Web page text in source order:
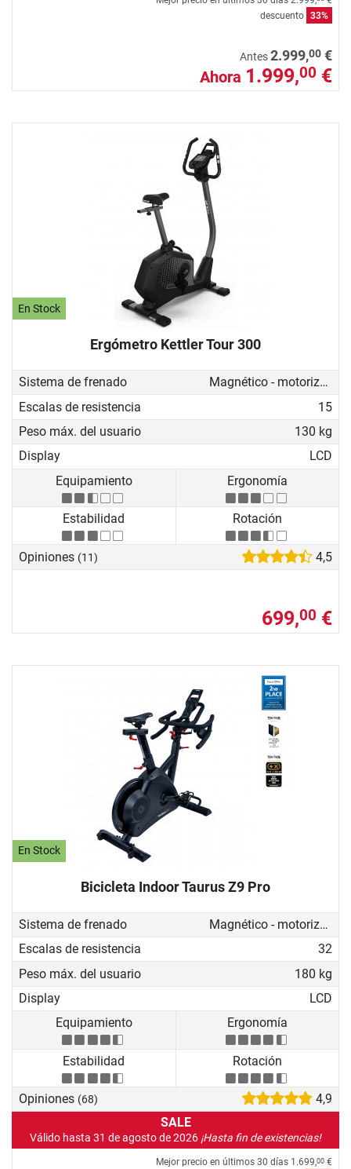
descuento 33%
Antes2.999,00 €
Ahora 1.999,00 €
En Stock
Ergómetro Kettler Tour 300
Sistema de frenado
Magnético - motorizado
Escalas de resistencia
15
Peso máx. del usuario
130 kg
Display
LCD
Equipamiento
Ergonomía
Estabilidad Rotación
Opiniones (11) 4,5
699,00 €
En Stock
Bicicleta Indoor Taurus Z9 Pro
Sistema de frenado
Magnético - motorizado
Escalas de resistencia
32
Peso máx. del usuario
180 kg
Display
LCD
Equipamiento
Ergonomía
Estabilidad Rotación
Opiniones (68)
4,9
SALE
Válido hasta 31 de agosto de 2026 ¡Hasta fin de existencias!
Mejor precio en últimos 30 días 1.699,00 €